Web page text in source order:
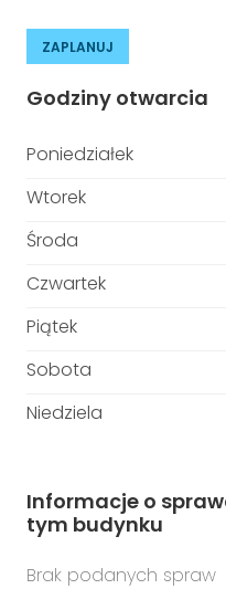
ZAPLANUJ
Godziny otwarcia
Poniedziałek
Wtorek
Środa
Czwartek
Piątek
Sobota
Niedziela
Informacje o
tym budynku
Brak podanych spraw